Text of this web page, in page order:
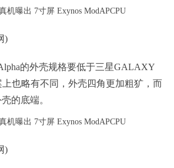
)
的外壳规格要低于三星GALAXY
上也略有不同，外壳四角更加粗犷，而
的底端。
)